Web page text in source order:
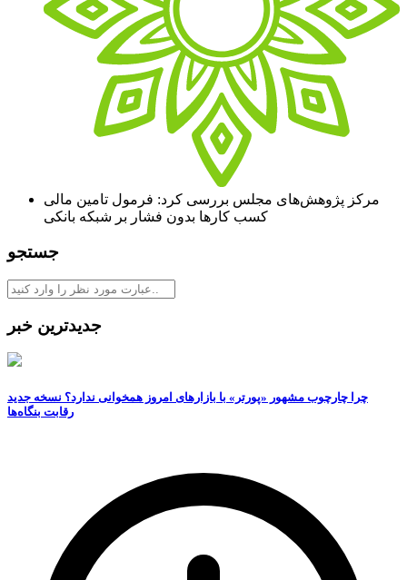
مرکز پژوهش‌های مجلس بررسی کرد: فرمول تامین مالی
کسب کارها بدون فشار بر شبکه بانکی
جستجو
جدیدترین خبر
چرا چارچوب مشهور «پورتر» با بازارهای امروز همخوانی ندارد؟ نسخه جدید
رقابت‌ بنگاه‌ها